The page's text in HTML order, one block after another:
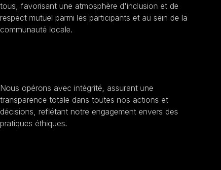
tous, favorisant une atmosphère d'inclusion et de
respect mutuel parmi les participants et au sein de la
communauté locale.
Nous opérons avec intégrité, assurant une
transparence totale dans toutes nos actions et
décisions, reflétant notre engagement envers des
pratiques éthiques.